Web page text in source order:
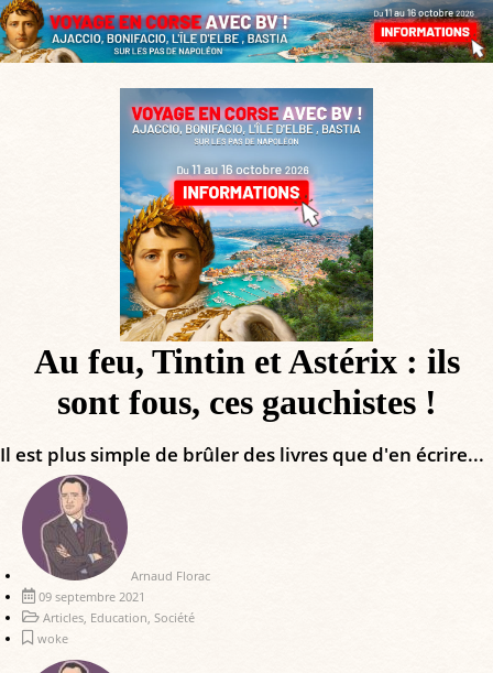
Au feu, Tintin et Astérix : ils
sont fous, ces gauchistes !
Il est plus simple de brûler des livres que d'en écrire...
Arnaud Florac
09 septembre 2021
Articles, Education, Société
woke